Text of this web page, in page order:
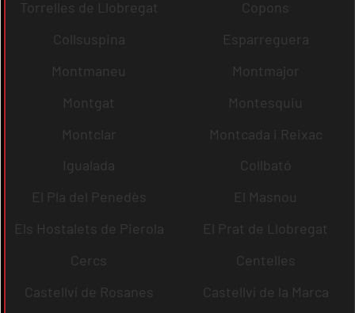
Torrelles de Llobregat
Copons
Collsuspina
Esparreguera
Montmaneu
Montmajor
Montgat
Montesquiu
Montclar
Montcada i Reixac
Igualada
Collbató
El Pla del Penedès
El Masnou
Els Hostalets de Pierola
El Prat de Llobregat
Cercs
Centelles
Castellví de Rosanes
Castellví de la Marca